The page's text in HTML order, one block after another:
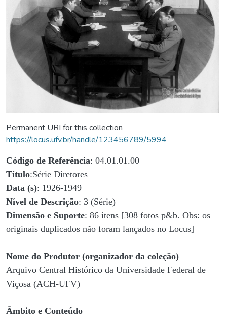
Permanent URI for this collection
https://locus.ufv.br/handle/123456789/5994
Código de Referência: 04.01.01.00
Título:Série Diretores
Data (s): 1926-1949
Nível de Descrição: 3 (Série)
Dimensão e Suporte: 86 itens [308 fotos p&b. Obs: os
originais duplicados não foram lançados no Locus]
Nome do Produtor (organizador da coleção)
Arquivo Central Histórico da Universidade Federal de
Viçosa (ACH-UFV)
Âmbito e Conteúdo